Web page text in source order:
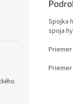
Spojka
spoja